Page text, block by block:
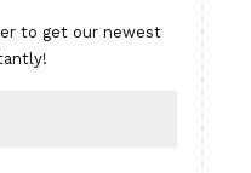
to get our newest